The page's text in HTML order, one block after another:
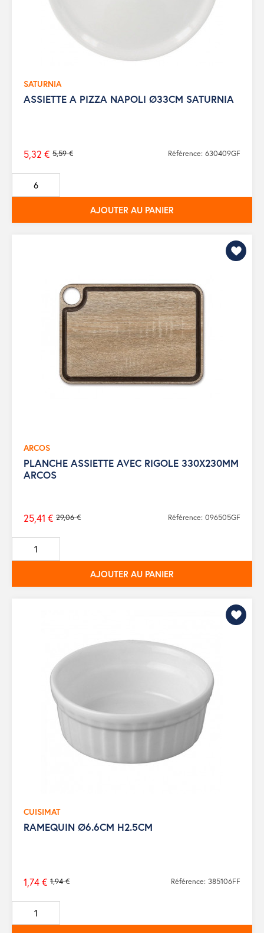
SATURNIA
ASSIETTE A PIZZA NAPOLI Ø33CM SATURNIA
Prix
de
base
5,59 €
5,32 € Référence: 630409GF
AJOUTER AU PANIER
ARCOS
PLANCHE ASSIETTE AVEC RIGOLE 330X230MM
ARCOS
Prix
de
base
29,06 €
25,41 € Référence: 096505GF
AJOUTER AU PANIER
CUISIMAT
RAMEQUIN Ø6.6CM H2.5CM
Prix
de
base
1,94 €
1,74 € Référence: 385106FF